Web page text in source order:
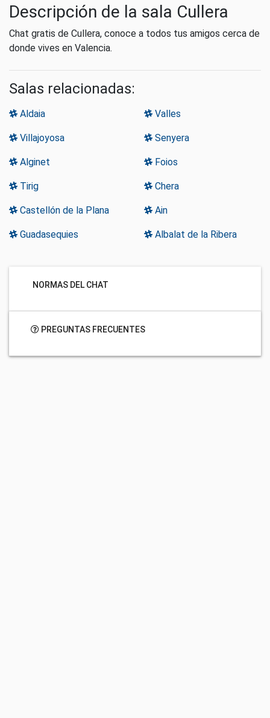
Descripción de la sala Cullera
Chat gratis de Cullera, conoce a todos tus amigos cerca de
donde vives en Valencia.
Salas relacionadas:
Aldaia Valles
Villajoyosa Senyera
Alginet Foios
Tirig Chera
Castellón de la Plana Ain
Guadasequies Albalat de la Ribera
NORMAS DEL CHAT
PREGUNTAS FRECUENTES